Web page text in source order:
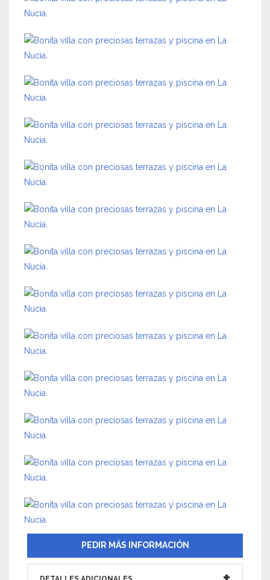
PEDIR MÁS INFORMACIÓN